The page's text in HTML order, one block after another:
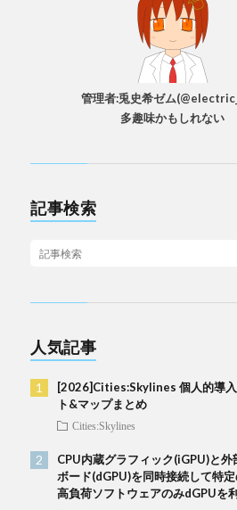
管理者:兎史希ゼム
多趣味かもしれない
記事検索
人気記事
[2026]Cities:Skylines 個人的導
ト&マップまとめ
Cities:Skylines
CPU内蔵グラフィック(iGPU)と外
ボード(dGPU)を同時接続して特
高負荷ソフトウェアのみdGPUを